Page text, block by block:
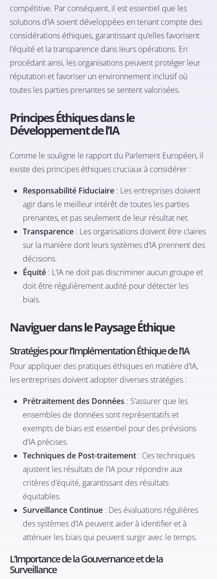
compétitive. Par conséquent, il est essentiel que les
solutions d’IA soient développées en tenant compte des
considérations éthiques, garantissant qu’elles favorisent
l’équité et la transparence dans leurs opérations. En
procédant ainsi, les organisations peuvent protéger leur
réputation et favoriser un environnement inclusif où
toutes les parties prenantes se sentent valorisées.
Principes Éthiques dans le
Développement de l’IA
Comme le souligne le rapport du Parlement Européen, il
existe des principes éthiques cruciaux à considérer :
Responsabilité Fiduciaire : Les entreprises doivent
agir dans le meilleur intérêt de toutes les parties
prenantes, et pas seulement de leur résultat net.
Transparence : Les organisations doivent être claires
sur la manière dont leurs systèmes d’IA prennent des
décisions.
Équité : L’IA ne doit pas discriminer aucun groupe et
doit être régulièrement audité pour détecter les
biais.
Naviguer dans le Paysage Éthique
Stratégies pour l’Implémentation Éthique de l’IA
Pour appliquer des pratiques éthiques en matière d’IA,
les entreprises doivent adopter diverses stratégies :
Prétraitement des Données : S’assurer que les
ensembles de données sont représentatifs et
exempts de biais est essentiel pour des prévisions
d’IA précises.
Techniques de Post-traitement : Ces techniques
ajustent les résultats de l’IA pour répondre aux
critères d’équité, garantissant des résultats
équitables.
Surveillance Continue : Des évaluations régulières
des systèmes d’IA peuvent aider à identifier et à
atténuer les biais qui peuvent surgir avec le temps.
L’Importance de la Gouvernance et de la
Surveillance